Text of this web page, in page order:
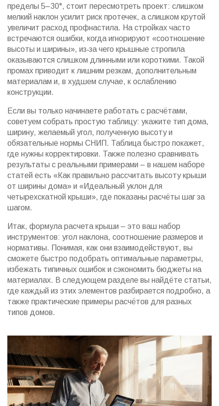
пределы 5–30°, стоит пересмотреть проект: слишком
мелкий наклон усилит риск протечек, а слишком крутой
увеличит расход профнастила. На стройках часто
встречаются ошибки, когда игнорируют «соотношение
высоты и ширины», из‑за чего крышные стропила
оказываются слишком длинными или короткими. Такой
промах приводит к лишним резкам, дополнительным
материалам и, в худшем случае, к ослаблению
конструкции.
Если вы только начинаете работать с расчётами,
советуем собрать простую таблицу: укажите тип дома,
ширину, желаемый угол, полученную высоту и
обязательные нормы СНИП. Таблица быстро покажет,
где нужны корректировки. Также полезно сравнивать
результаты с реальными примерами – в нашем наборе
статей есть «Как правильно рассчитать высоту крыши
от ширины дома» и «Идеальный уклон для
четырехскатной крыши», где показаны расчёты шаг за
шагом.
Итак, формула расчета крыши – это ваш набор
инструментов: угол наклона, соотношение размеров и
нормативы. Понимая, как они взаимодействуют, вы
сможете быстро подобрать оптимальные параметры,
избежать типичных ошибок и сэкономить бюджеты на
материалах. В следующем разделе вы найдёте статьи,
где каждый из этих элементов разбирается подробно, а
также практические примеры расчётов для разных
типов домов.